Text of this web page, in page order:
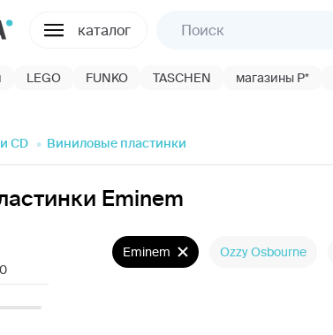
каталог
LEGO FUNKO TASCHEN магазины Р*
CD Виниловые пластинки
Eminem
Eminem Ozzy Osbourne